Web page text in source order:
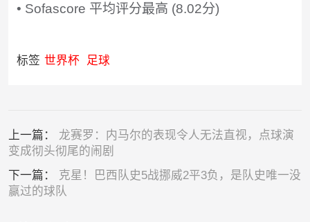
• Sofascore 平均评分最高 (8.02分)
标签 世界杯 足球
上一篇： 龙赛罗：内马尔的表现令人无法直视，点球演
变成彻头彻尾的闹剧
下一篇： 克星！巴西队史5战挪威2平3负，是队史唯一没
赢过的球队